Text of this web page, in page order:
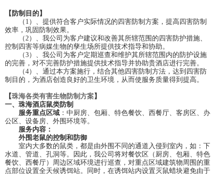
【防制目的】
（1）、提供符合客户实际情况的四害防制方案，提高四害防制
效率，巩固防制效果。
（2）、我公司为客户建议和改善其所辖范围的四害防护措施、
控制四害等病媒生物的孳生场所提供技术指导和协助。
（3）、我公司为客户定期巡查和维护其所辖范围内的防护设施
的完善，对不完善防护措施提供技术指导并协助贵酒店进行完善。
（4）、通过本方案施行，结合其他四害防制方法，达到四害防
制目的，为酒店创造良好的卫生环境，从而使服务质量得到提高。
【珠海各类有害生物防制方案】
一、珠海酒店鼠类防制
服务重点区域 ：中厨房、包厢、特色餐饮、西餐厅、客房区、办
公区、设备房、外围环境等。
服务内容：
外围老鼠的控制和防御
室内大多数的鼠类，都是由外围不同的通道入侵到室内，如：下
水道、管道、孔洞等。因此，我公司将对餐饮区（厨房、包厢、特色
餐饮、西餐厅）周边区域环境进行巡查，对重点区域建筑物周围的重
点部位设置全天候诱饵站。同时，在诱饵站内设置灭鼠蜡块避免由于